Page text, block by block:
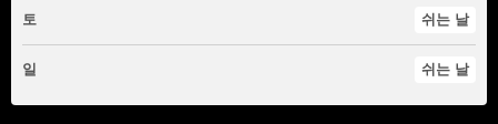
토 쉬는 날
일 쉬는 날